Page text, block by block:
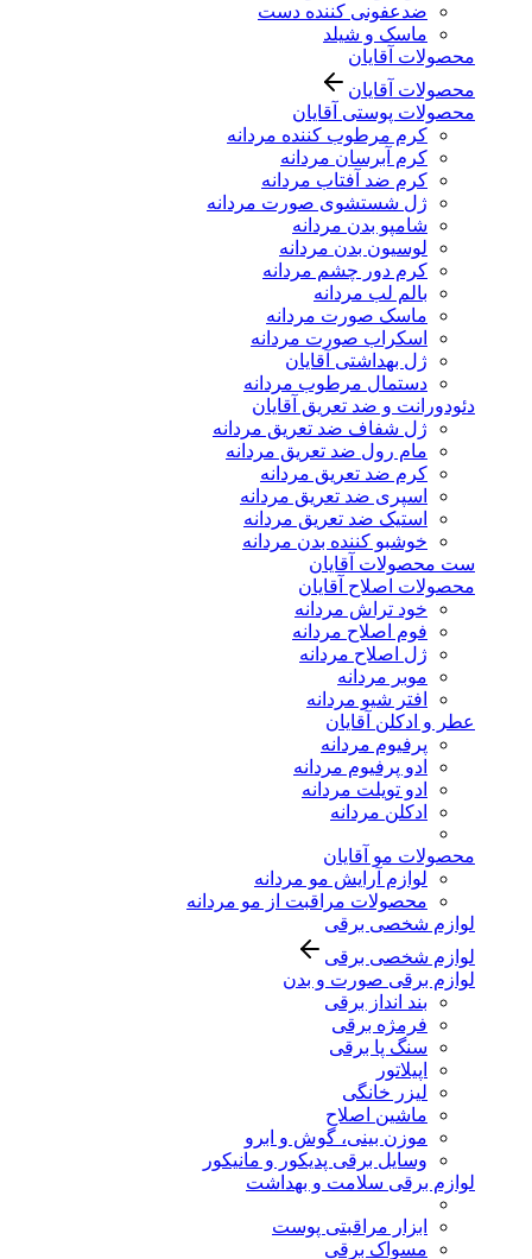
ضدعفونی کننده دست
ماسک و شیلد
محصولات آقایان
محصولات آقایان
محصولات پوستی آقایان
کرم مرطوب کننده مردانه
کرم آبرسان مردانه
کرم ضد آفتاب مردانه
ژل شستشوی صورت مردانه
شامپو بدن مردانه
لوسیون بدن مردانه
کرم دور چشم مردانه
بالم لب مردانه
ماسک صورت مردانه
اسکراب صورت مردانه
ژل بهداشتی آقایان
دستمال مرطوب مردانه
دئودورانت و ضد تعریق آقایان
ژل شفاف ضد تعریق مردانه
مام رول ضد تعریق مردانه
کرم ضد تعریق مردانه
اسپری ضد تعریق مردانه
استیک ضد تعریق مردانه
خوشبو کننده بدن مردانه
ست محصولات آقایان
محصولات اصلاح آقایان
خود تراش مردانه
فوم اصلاح مردانه
ژل اصلاح مردانه
موبر مردانه
افتر شیو مردانه
عطر و ادکلن آقایان
پرفیوم مردانه
ادو پرفیوم مردانه
ادو تویلت مردانه
ادکلن مردانه
محصولات مو آقایان
لوازم آرایش مو مردانه
محصولات مراقبت از مو مردانه
لوازم شخصی برقی
لوازم شخصی برقی
لوازم برقی صورت و بدن
بند انداز برقی
فرمژه برقی
سنگ پا برقی
اپیلاتور
لیزر خانگی
ماشین اصلاح
موزن بینی، گوش و ابرو
وسایل برقی پدیکور و مانیکور
لوازم برقی سلامت و بهداشت
ابزار مراقبتی پوست
مسواک برقی